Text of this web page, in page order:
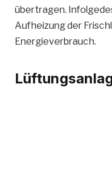
übertragen.
Aufheizung der
Energieverbrauch.